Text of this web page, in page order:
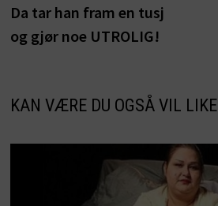
Da tar han fram en tusj
og gjør noe UTROLIG!
KAN VÆRE DU OGSÅ VIL LIKE